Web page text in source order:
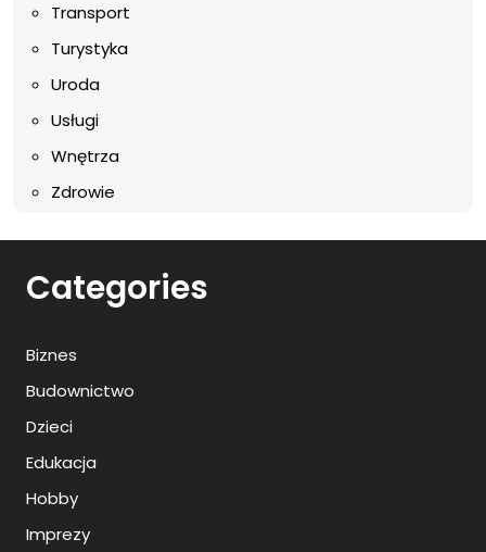
Transport
Turystyka
Uroda
Usługi
Wnętrza
Zdrowie
Categories
Biznes
Budownictwo
Dzieci
Edukacja
Hobby
Imprezy